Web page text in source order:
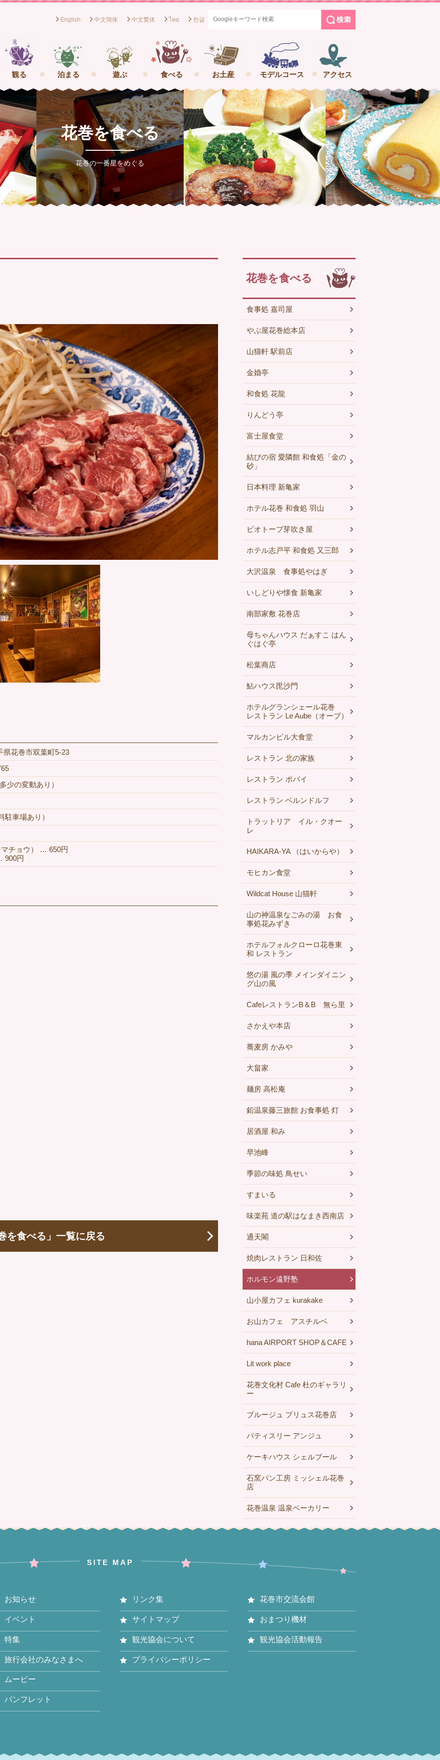
社団法人花巻観光協会[岩手県花巻市] イーハトーブの一番星をめぐる花巻の旅
English 中文簡体 中文繁体 ไทย 한글
観る 泊まる 遊ぶ 食べる お土産 モデルコース アクセス
花巻を食べる
花巻の一番星をめぐる
県花巻市双葉町5-23
少の変動あり）
駐車場あり）
チョウ） … 650円
900円
を食べる」一覧に戻る
花巻を食べる
食事処 嘉司屋
やぶ屋花巻総本店
山猫軒 駅前店
金婚亭
和食処 花龍
りんどう亭
富士屋食堂
結びの宿 愛隣館 和食処「金の
砂」
日本料理 新亀家
ホテル花巻 和食処 羽山
ビオトープ芽吹き屋
ホテル志戸平 和食処 又三郎
大沢温泉 食事処やはぎ
いしどりや懐食 新亀家
南部家敷 花巻店
母ちゃんハウス だぁすこ はん
ぐはぐ亭
松葉商店
鮎ハウス毘沙門
ホテルグランシェール花巻
レストラン Le Aube（オーブ）
マルカンビル大食堂
レストラン 北の家族
レストラン ポパイ
レストラン ベルンドルフ
トラットリア イル・クオー
レ
HAIKARA-YA （はいからや）
モヒカン食堂
Wildcat House 山猫軒
山の神温泉なごみの湯 お食
事処花みずき
ホテルフォルクローロ花巻東
和 レストラン
悠の湯 風の季 メインダイニン
グ山の風
CafeレストランB＆B 無ら里
さかえや本店
蕎麦房 かみや
大畠家
麺房 高松庵
鉛温泉藤三旅館 お食事処 灯
居酒屋 和み
早池峰
季節の味処 鳥せい
すまいる
味楽苑 道の駅はなまき西南店
通天閣
焼肉レストラン 日和佐
ホルモン遠野塾
山小屋カフェ kurakake
お山カフェ アスチルベ
hana AIRPORT SHOP＆CAFE
Lit work place
花巻文化村 Cafe 杜のギャラリ
ー
ブルージュ プリュス花巻店
パティスリー アンジュ
ケーキハウス シェルブール
石窯パン工房 ミッシェル花巻
店
花巻温泉 温泉ベーカリー
SITE MAP
お知らせ
イベント
特集
旅行会社のみなさまへ
ムービー
パンフレット
リンク集
サイトマップ
観光協会について
プライバシーポリシー
花巻市交流会館
おまつり機材
観光協会活動報告